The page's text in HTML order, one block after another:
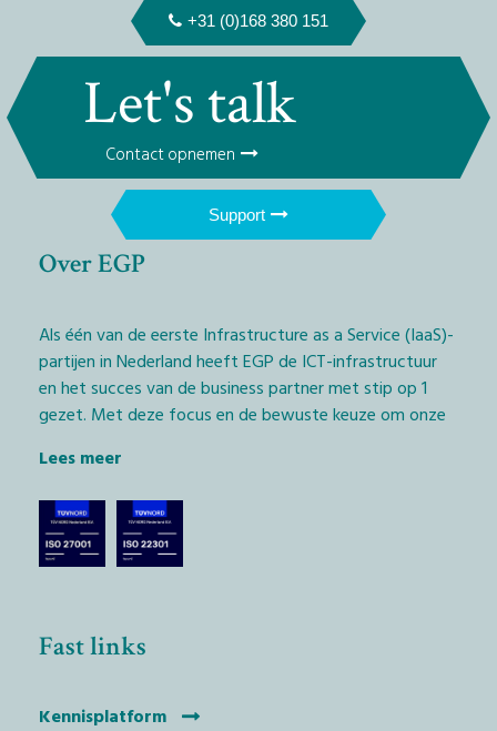
+31 (0)168 380 151
Let's talk
Contact opnemen
Support
Over EGP
Als één van de eerste Infrastructure as a Service (IaaS)-
partijen in Nederland heeft EGP de ICT-infrastructuur
en het succes van de business partner met stip op 1
gezet. Met deze focus en de bewuste keuze om onze
geven wij Managed Service Providers (MSP’s) en
softwarebedrijven (ISV’s) de kans daadwerkelijk het
verschil te maken.
De technologische keuze die we hierbij hebben
Alleen op deze wijze houdt iedereen controle over
Nederlandse en Europese wetgeving.
Lees meer
Fast links
Kennisplatform